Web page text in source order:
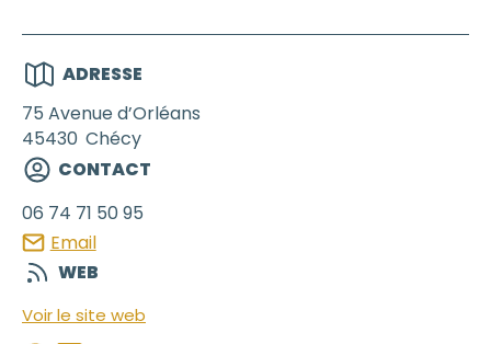
ADRESSE
75 Avenue d’Orléans
45430 Chécy
CONTACT
06 74 71 50 95
Email
WEB
Voir le site web